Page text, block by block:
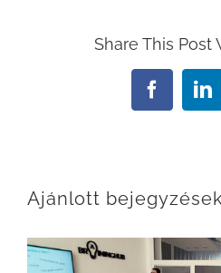
Share This Post
Facebook
Ajánlott bejegyzések